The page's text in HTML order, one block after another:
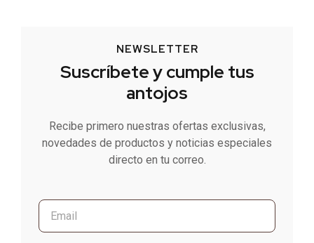
NEWSLETTER
Suscríbete y cumple tus
antojos
Recibe primero nuestras ofertas exclusivas,
novedades de productos y noticias especiales
directo en tu correo.